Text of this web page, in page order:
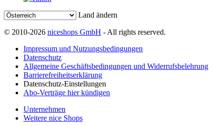
Land ändern
© 2010-2026 niceshops GmbH - All rights reserved.
Impressum und Nutzungsbedingungen
Datenschutz
Allgemeine Geschäftsbedingungen und Widerrufsbelehrung
Barrierefreiheitserklärung
Datenschutz-Einstellungen
Abo-Verträge hier kündigen
Unternehmen
Weitere nice Shops